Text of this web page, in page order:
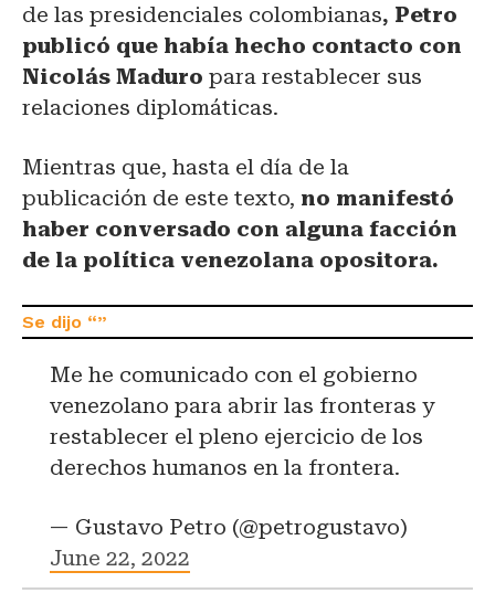
de las presidenciales colombianas, Petro
publicó que había hecho contacto con
Nicolás Maduro para restablecer sus
relaciones diplomáticas.
Mientras que, hasta el día de la
publicación de este texto, no manifestó
haber conversado con alguna facción
de la política venezolana opositora.
Me he comunicado con el gobierno
venezolano para abrir las fronteras y
restablecer el pleno ejercicio de los
derechos humanos en la frontera.
— Gustavo Petro (@petrogustavo)
June 22, 2022